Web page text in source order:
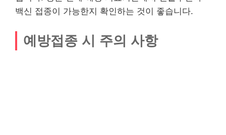
백신 접종이 가능한지 확인하는 것이 좋습니다.
예방접종 시 주의 사항